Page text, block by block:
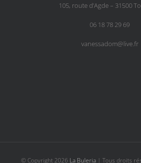
105, route d’Agde – 31500
06 18 78 29 69
vanessadom@live.fr
© Copyright 2026 La Buleria| Tous droits